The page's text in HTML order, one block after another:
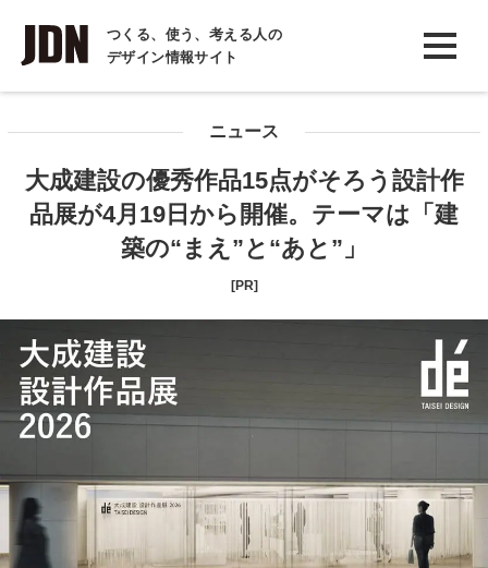
つくる、使う、考える人の
デザイン情報サイト
INTERVIEW
インタビュー
COLUMN
ニュース
大成建設の優秀作品15点がそろう設計作
品展が4月19日から開催。テーマは「建
築の“まえ”と“あと”」
[PR]